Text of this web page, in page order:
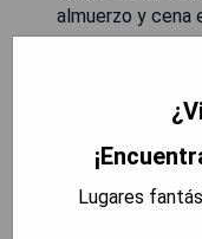
almuerzo y cena
con opciones
veces por
y un club infantil
disposición del
como recepción
y peluquería.
Lugares